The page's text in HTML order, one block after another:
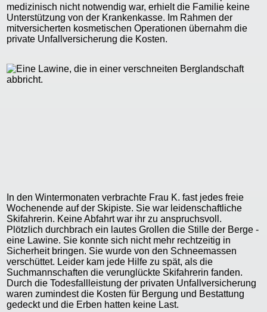
medizinisch nicht notwendig war, erhielt die Familie keine
Unterstützung von der Krankenkasse. Im Rahmen der
mitversicherten kosmetischen Operationen übernahm die
private Unfallversicherung die Kosten.
In den Wintermonaten verbrachte Frau K. fast jedes freie
Wochenende auf der Skipiste. Sie war leidenschaftliche
Skifahrerin. Keine Abfahrt war ihr zu anspruchsvoll.
Plötzlich durchbrach ein lautes Grollen die Stille der Berge -
eine Lawine. Sie konnte sich nicht mehr rechtzeitig in
Sicherheit bringen. Sie wurde von den Schneemassen
verschüttet. Leider kam jede Hilfe zu spät, als die
Suchmannschaften die verunglückte Skifahrerin fanden.
Durch die Todesfallleistung der privaten Unfallversicherung
waren zumindest die Kosten für Bergung und Bestattung
gedeckt und die Erben hatten keine Last.